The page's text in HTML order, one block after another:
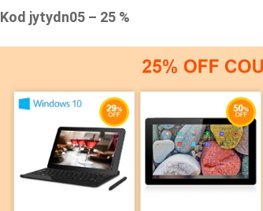
Kod jytydn05 – 25 %